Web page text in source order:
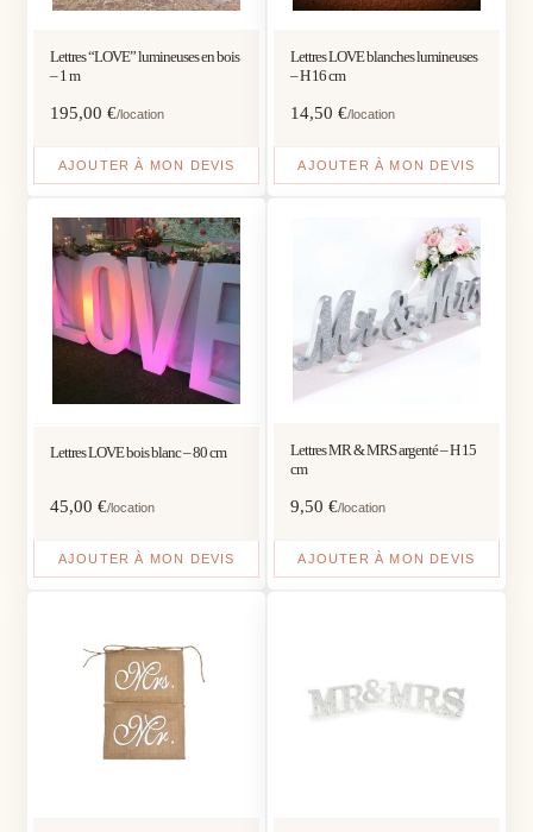
Lettres “LOVE” lumineuses en bois
– 1 m
195,00€/location
AJOUTER À MON DEVIS
Lettres LOVE blanches lumineuses
– H 16 cm
14,50 €/location
AJOUTER À MON DEVIS
Lettres LOVE bois blanc – 80 cm
45,00€/location
AJOUTER À MON DEVIS
Lettres MR & MRS argenté – H 15
cm
9,50 €/location
AJOUTER À MON DEVIS